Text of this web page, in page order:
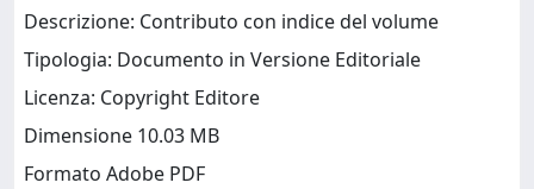
Descrizione: Contributo con indice del volume
Tipologia: Documento in Versione Editoriale
Licenza: Copyright Editore
Dimensione 10.03 MB
Formato Adobe PDF